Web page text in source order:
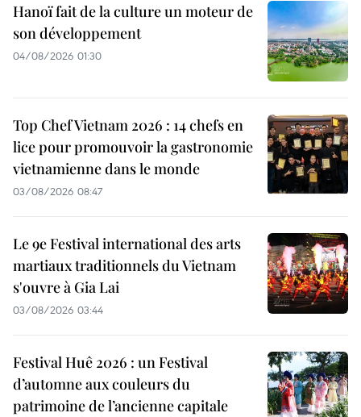
Hanoï fait de la culture un moteur de
son développement
04/08/2026 01:30
Top Chef Vietnam 2026 : 14 chefs en
lice pour promouvoir la gastronomie
vietnamienne dans le monde
03/08/2026 08:47
Le 9e Festival international des arts
martiaux traditionnels du Vietnam
s'ouvre à Gia Lai
03/08/2026 03:44
Festival Huê 2026 : un Festival
d’automne aux couleurs du
patrimoine de l’ancienne capitale